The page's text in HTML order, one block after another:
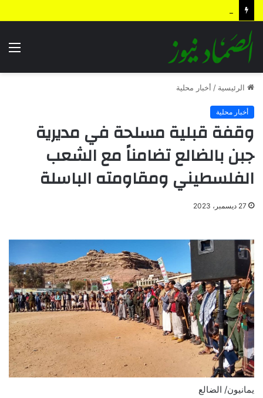
الرئيسية / أخبار محلية
أخبار محلية
وقفة قبلية مسلحة في مديرية
جبن بالضالع تضامناً مع الشعب
الفلسطيني ومقاومته الباسلة
27 ديسمبر، 2023
يمانيون/ الضالع